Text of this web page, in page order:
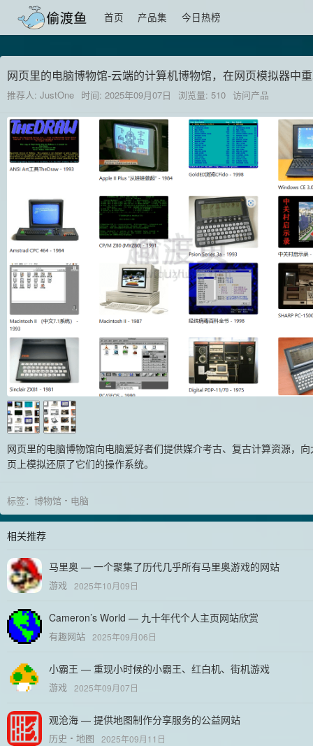
首页 产品集 今日热榜
网页里的电脑博物馆-云端的计算机博物馆，在网页模拟器中
推荐人: JustOne 时间: 2025年09月07日 浏览量: 510 访问产品
网页里的电脑博物馆向电脑爱好者们提供媒介考古、复古计算资源，
页上模拟还原了它们的操作系统。
标签： 博物馆 电脑
相关推荐
马里奥 — 一个聚集了历代几乎所有马里奥游戏的网站
游戏 2025年10月09日
Cameron’s World — 九十年代个人主页网站欣赏
有趣网站 2025年09月06日
小霸王 — 重现小时候的小霸王、红白机、街机游戏
游戏 2025年09月07日
观沧海 — 提供地图制作分享服务的公益网站
历史 地图 2025年09月11日